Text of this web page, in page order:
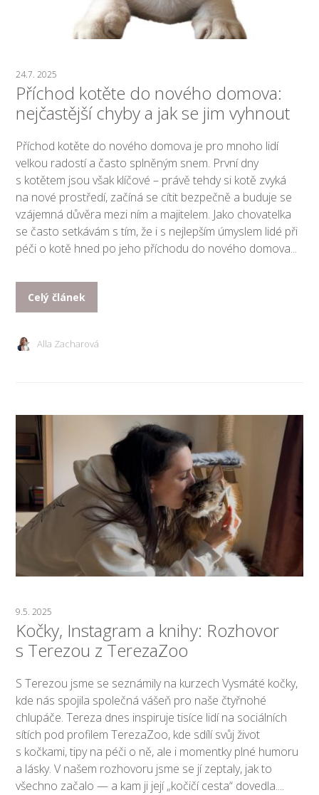
24.7. 2025
Příchod kotěte do nového domova:
nejčastější chyby a jak se jim vyhnout
Příchod kotěte do nového domova je pro mnoho lidí
velkou radostí a často splněným snem. První dny
s kotětem jsou však klíčové – právě tehdy si kotě zvyká
na nové prostředí, začíná se cítit bezpečně a buduje se
vzájemná důvěra mezi ním a majitelem. Jako chovatelka
se často setkávám s tím, že i s nejlepším úmyslem lidé při
péči o kotě hned po jeho příchodu do nového domova...
Celý článek
Alla Zacharová
9.5. 2025
Kočky, Instagram a knihy: Rozhovor
s Terezou z TerezaZoo
S Terezou jsme se seznámily na kurzech Vysmáté kočky,
kde nás spojila společná vášeň pro naše čtyřnohé
chlupáče. Tereza dnes inspiruje tisíce lidí na sociálních
sítích pod profilem TerezaZoo, kde sdílí svůj život
s kočkami, tipy na péči o ně, ale i momentky plné humoru
a lásky. V našem rozhovoru jsme se jí zeptaly, jak to
všechno začalo — a kam ji její „kočičí cesta“ dovedla....